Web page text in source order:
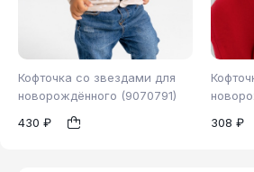
Кофточка со звездами для
новорождённого (9070791)
430 ₽
86
308 ₽
62